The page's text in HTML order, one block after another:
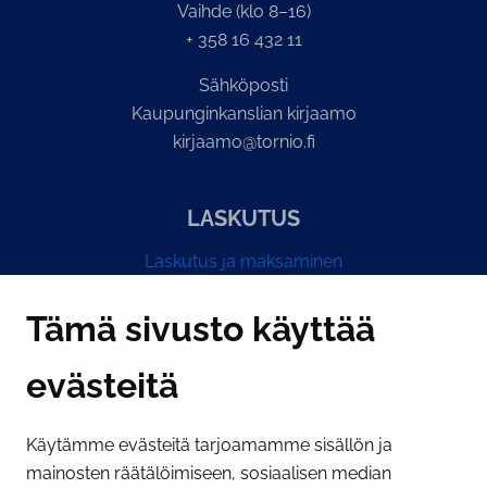
Tämä sivusto käyttää
evästeitä
Käytämme evästeitä tarjoamamme sisällön ja
mainosten räätälöimiseen, sosiaalisen median
Vaihde (klo 8–16)
+ 358 16 432 11
Sähköposti
Kaupunginkanslian kirjaamo
kirjaamo@tornio.fi
LASKUTUS
Laskutus ja maksaminen
PI­KA­LINK­KE­JÄ
Näytä evästeasetukseni